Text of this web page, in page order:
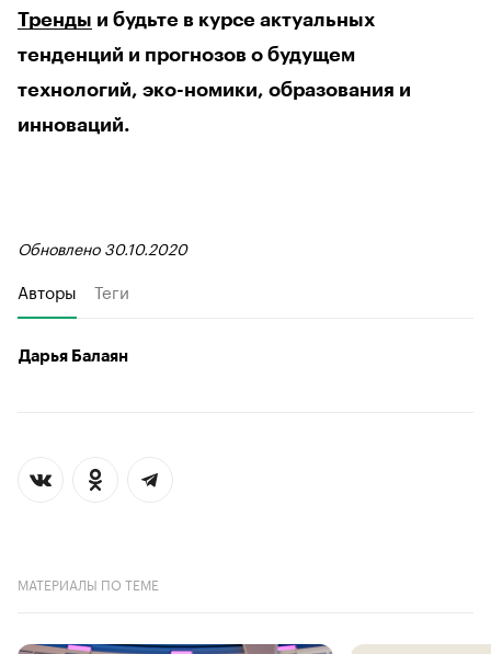
Тренды и будьте в курсе актуальных
тенденций и прогнозов о будущем
технологий, эко-номики, образования и
инноваций.
Обновлено 30.10.2020
Авторы Теги
Дарья Балаян
МАТЕРИАЛЫ ПО ТЕМЕ